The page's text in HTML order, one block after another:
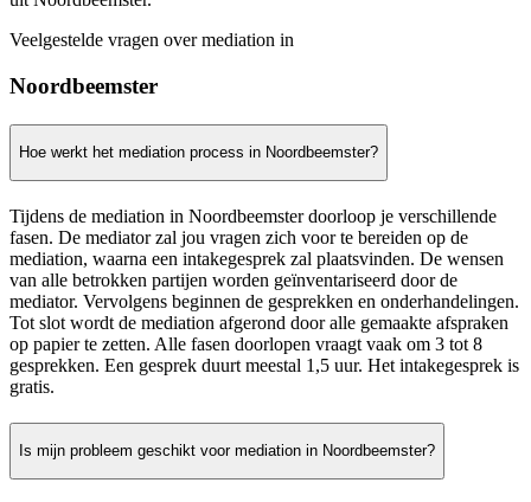
Veelgestelde vragen over mediation in
Noordbeemster
Hoe werkt het mediation process in Noordbeemster?
Tijdens de mediation in Noordbeemster doorloop je verschillende
fasen. De mediator zal jou vragen zich voor te bereiden op de
mediation, waarna een intakegesprek zal plaatsvinden. De wensen
van alle betrokken partijen worden geïnventariseerd door de
mediator. Vervolgens beginnen de gesprekken en onderhandelingen.
Tot slot wordt de mediation afgerond door alle gemaakte afspraken
op papier te zetten. Alle fasen doorlopen vraagt vaak om 3 tot 8
gesprekken. Een gesprek duurt meestal 1,5 uur. Het intakegesprek is
gratis.
Is mijn probleem geschikt voor mediation in Noordbeemster?